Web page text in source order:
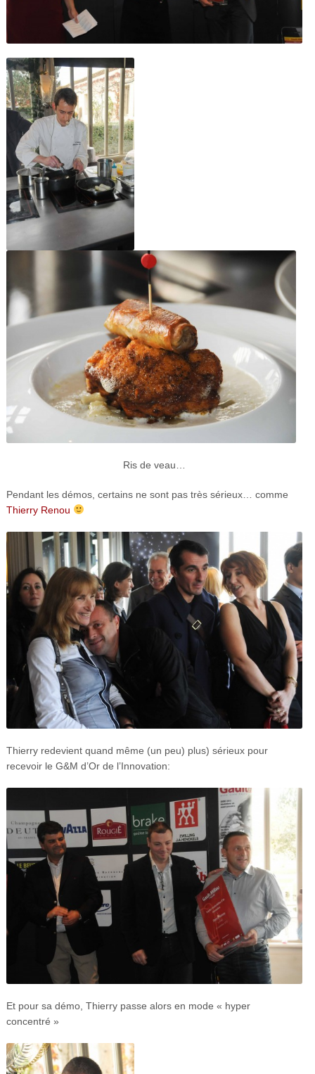
Ris de veau…
Pendant les démos, certains ne sont pas très sérieux… comme
Thierry Renou
Thierry redevient quand même (un peu) plus) sérieux pour
recevoir le G&M d’Or de l’Innovation:
Et pour sa démo, Thierry passe alors en mode « hyper
concentré »